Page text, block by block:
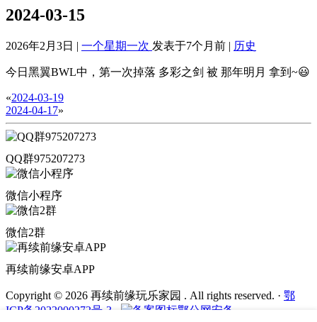
2024-03-15
2026年2月3日 | 一个星期一次 发表于7个月前 | 历史
今日黑翼BWL中，第一次掉落 多彩之剑 被 那年明月 拿到~😃
«2024-03-19
2024-04-17»
QQ群975207273
微信小程序
微信2群
再续前缘安卓APP
Copyright © 2026 再续前缘玩乐家园 . All rights reserved. · 鄂
ICP备2022000272号-3
鄂公网安备